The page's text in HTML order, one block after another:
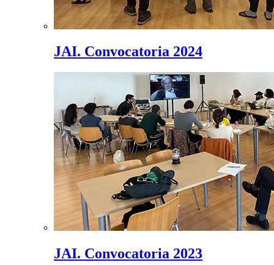
JAI. Convocatoria 2024
JAI. Convocatoria 2023